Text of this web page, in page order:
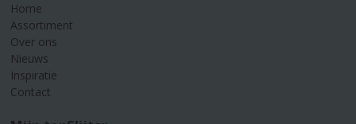
Home
Assortiment
Over ons
Nieuws
Inspiratie
Contact